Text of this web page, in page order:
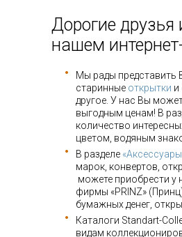
Дорогие друзья
нашем
Мы рады представить
старинные открытки и
другое. У нас Вы
выгодным ценам! В
количество
цветом, водяным
В разделе
марок, конвертов,
можете приобрести у
фирмы «PRINZ»
бумажных денег,
Каталоги Standart-
видам